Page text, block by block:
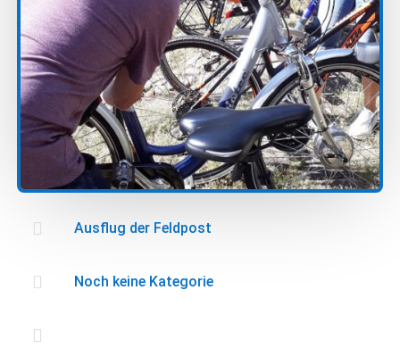
 Ausflug der Feldpost
 Noch keine Kategorie
